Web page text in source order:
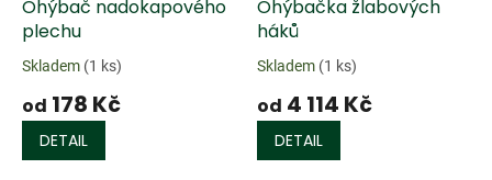
Ohýbač nadokapového
plechu
Skladem (1 ks)
od 178 Kč
DETAIL
Ohýbačka žlabových
háků
Skladem (1 ks)
od 4 114 Kč
DETAIL